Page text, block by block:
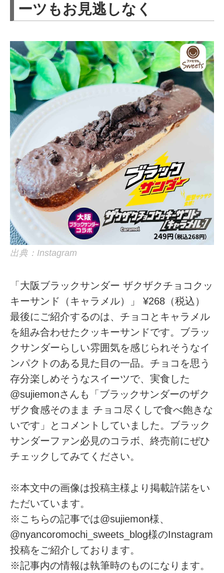
ーツもお見逃しなく
出典：Instagram
「大阪ブラックサンダー ザクザクチョコクッ
キーサンド（キャラメル）」 ¥268（税込）
最後にご紹介するのは、チョコとキャラメル
を組み合わせたクッキーサンドです。ブラッ
クサンダーらしい雰囲気を感じられそうなイ
ンパクトのある見た目の一品。チョコを思う
存分楽しめそうなスイーツで、実食した
@sujiemonさんも「ブラックサンダーのザク
ザク食感そのまま チョコ尽くしで食べ飽きな
いです」とコメントしていました。ブラック
サンダーファン必見のコラボ、終売前にぜひ
チェックしてみてください。
※本文中の画像は投稿主様より掲載許諾をい
ただいています。
※こちらの記事では@sujiemon様、
@nyancoromochi_sweets_blog様のInstagram
投稿をご紹介しております。
※記事内の情報は執筆時のものになります。